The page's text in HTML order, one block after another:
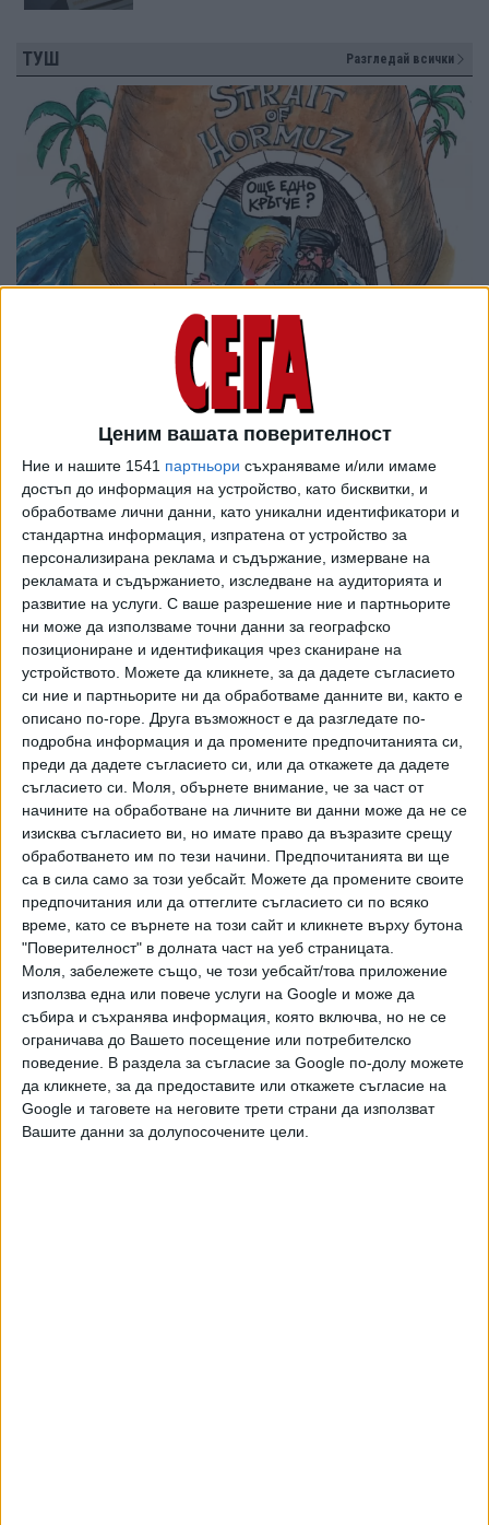
Ценим вашата поверителност
Ние и нашите 1541 партньори съхраняваме и/или имаме
достъп до информация на устройство, като бисквитки, и
обработваме лични данни, като уникални идентификатори и
стандартна информация, изпратена от устройство за
персонализирана реклама и съдържание, измерване на
рекламата и съдържанието, изследване на аудиторията и
развитие на услуги. С ваше разрешение ние и партньорите
ни може да използваме точни данни за географско
позициониране и идентификация чрез сканиране на
устройството. Можете да кликнете, за да дадете съгласието
си ние и партньорите ни да обработваме данните ви, както е
описано по-горе. Друга възможност е да разгледате по-
подробна информация и да промените предпочитанията си,
преди да дадете съгласието си, или да откажете да дадете
съгласието си.
Моля, обърнете внимание, че за част от
начините на обработване на личните ви данни може да не се
изисква съгласието ви, но имате право да възразите срещу
обработването им по тези начини. Предпочитанията ви ще
са в сила само за този уебсайт. Можете да промените своите
предпочитания или да оттеглите съгласието си по всяко
време, като се върнете на този сайт и кликнете върху бутона
"Поверителност" в долната част на уеб страницата.
Моля, забележете също, че този уебсайт/това приложение
използва една или повече услуги на Google и може да
събира и съхранява информация, която включва, но не се
ограничава до Вашето посещение или потребителско
поведение. В раздела за съгласие за Google по-долу можете
да кликнете, за да предоставите или откажете съгласие на
Google и таговете на неговите трети страни да използват
Вашите данни за долупосочените цели.
ТУШ Разгледай всички
ПОСЛЕ
Хавайската Богородица заплака с фентанилови сълзи
Видео Разгледай всички